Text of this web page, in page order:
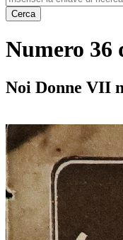
Cerca
Numero 36
Noi Donne VII